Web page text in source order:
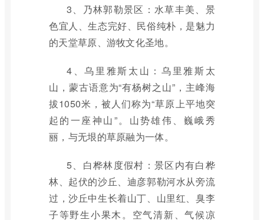
3、乃林郭勒景区：水草丰美、景
色宜人、生态完好、民俗纯朴，是魅力
的天堂草原、游牧文化圣地。
4、乌里雅斯太山：乌里雅斯太
山，蒙古语意为“有杨树之山”，主峰海
拔1050米，被人们称为“草原上平地突
起的一座神山”。山势雄伟、巍峨秀
丽，与无垠的草原融为一体。
5、白桦林度假村：景区内有白桦
林、起伏的沙丘、迪彦郭勒河水从旁流
过，沙丘中生长着山丁、山里红、臭李
子等野生小果木。空气清新、气候凉